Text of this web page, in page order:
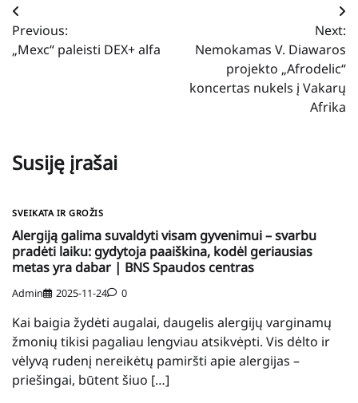
Navigacija
tarp
Previous:
„Mexc“ paleisti DEX+ alfa
Next:
Nemokamas V. Diawaros
projekto „Afrodelic“
koncertas nukels į Vakarų
Afrika
Susiję įrašai
SVEIKATA IR GROŽIS
Alergiją galima suvaldyti visam gyvenimui – svarbu
pradėti laiku: gydytoja paaiškina, kodėl geriausias
metas yra dabar | BNS Spaudos centras
Admin 2025-11-24 0
Kai baigia žydėti augalai, daugelis alergijų varginamų
žmonių tikisi pagaliau lengviau atsikvėpti. Vis dėlto ir
vėlyvą rudenį nereikėtų pamiršti apie alergijas –
priešingai, būtent šiuo […]